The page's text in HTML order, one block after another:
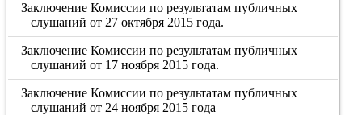
Заключение Комиссии по результатам публичных
слушаний от 27 октября 2015 года.
Заключение Комиссии по результатам публичных
слушаний от 17 ноября 2015 года.
Заключение Комиссии по результатам публичных
слушаний от 24 ноября 2015 года